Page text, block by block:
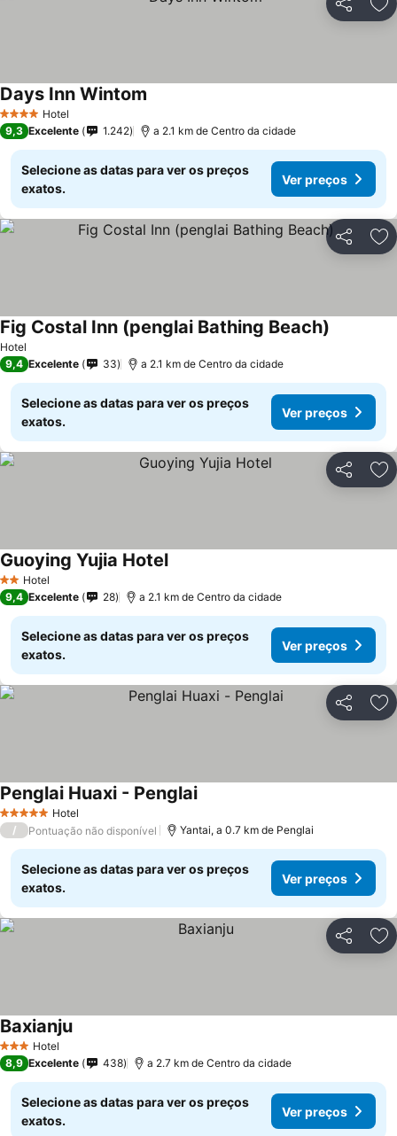
Partilhar
4 EstrelasHotel
Days Inn Wintom
9,3 Excelente 1.242 a 2.1 km de Centro da cidade
Selecione as datas para ver os preços
exatos.
Ver preços
Partilhar
Hotel
Fig Costal Inn (penglai Bathing Beach)
9,4 Excelente 33 a 2.1 km de Centro da cidade
Selecione as datas para ver os preços
exatos.
Ver preços
Partilhar
2 Estrelas
Hotel
Guoying Yujia Hotel
9,4 Excelente 28 a 2.1 km de Centro da cidade
Selecione as datas para ver os preços
exatos.
Ver preços
Partilhar
5 Estrelas Hotel
Penglai Huaxi - Penglai
/ Pontuação não disponível Yantai, a 0.7 km de Penglai
Selecione as datas para ver os preços
exatos.
Ver preços
Partilhar
3 EstrelasHotel
Baxianju
8,9 Excelente 438 a 2.7 km de Centro da cidade
Selecione as datas para ver os preços
exatos.
Ver preços